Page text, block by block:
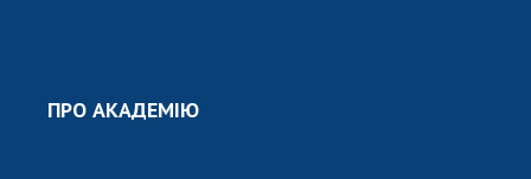
ПРО АКАДЕМІЮ